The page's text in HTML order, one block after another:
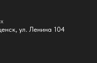
ул. Ленина 104